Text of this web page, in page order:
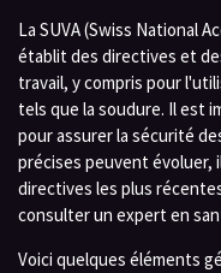
La SUVA (Swiss National
établit des directives et
travail, y compris pour
tels que la soudure. Il est
pour assurer la sécurité
précises peuvent évoluer,
directives les plus
consulter un expert en
Voici quelques éléments